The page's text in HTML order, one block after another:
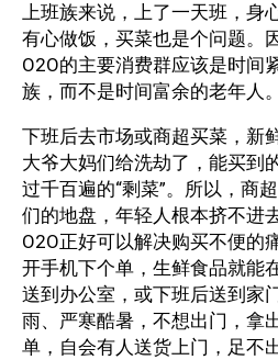
上班族来说，上了一天班，身
有心做饭，买菜也是个问题。
O2O的主要消费群应该是时间
族，而不是时间富余的老年人。
下班后去市场或商超买菜，新
大爷大妈们给洗劫了，能买到
过千百遍的“剩菜”。所以，商
们的地盘，年轻人根本挤不进
O2O正好可以解决购买不便的
开手机下个单，生鲜食品就能
送到办公室，或下班后送到家
雨、严寒酷暑，不想出门，拿
单，自会有人送货上门，足不